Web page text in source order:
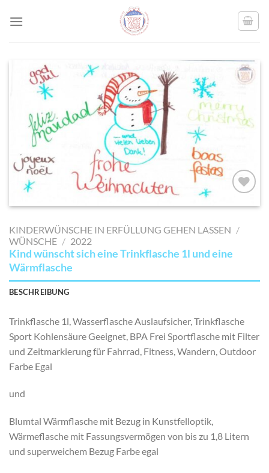
AUF MEINE
SETZEN
KINDERWÜNSCHE IN ERFÜLLUNG GEHEN LASSEN /
WÜNSCHE / 2022
Kind wünscht sich eine Trinkflasche 1l und eine
Wärmflasche
BESCHREIBUNG
Trinkflasche 1l, Wasserflasche Auslaufsicher, Trinkflasche
Sport Kohlensäure Geeignet, BPA Frei Sportflasche mit Filter
und Zeitmarkierung für Fahrrad, Fitness, Wandern, Outdoor
Farbe Egal
und
Blumtal Wärmflasche mit Bezug in Kunstfelloptik,
Wärmeflasche mit Fassungsvermögen von bis zu 1,8 Litern
und superweichem Bezug Farbe egal